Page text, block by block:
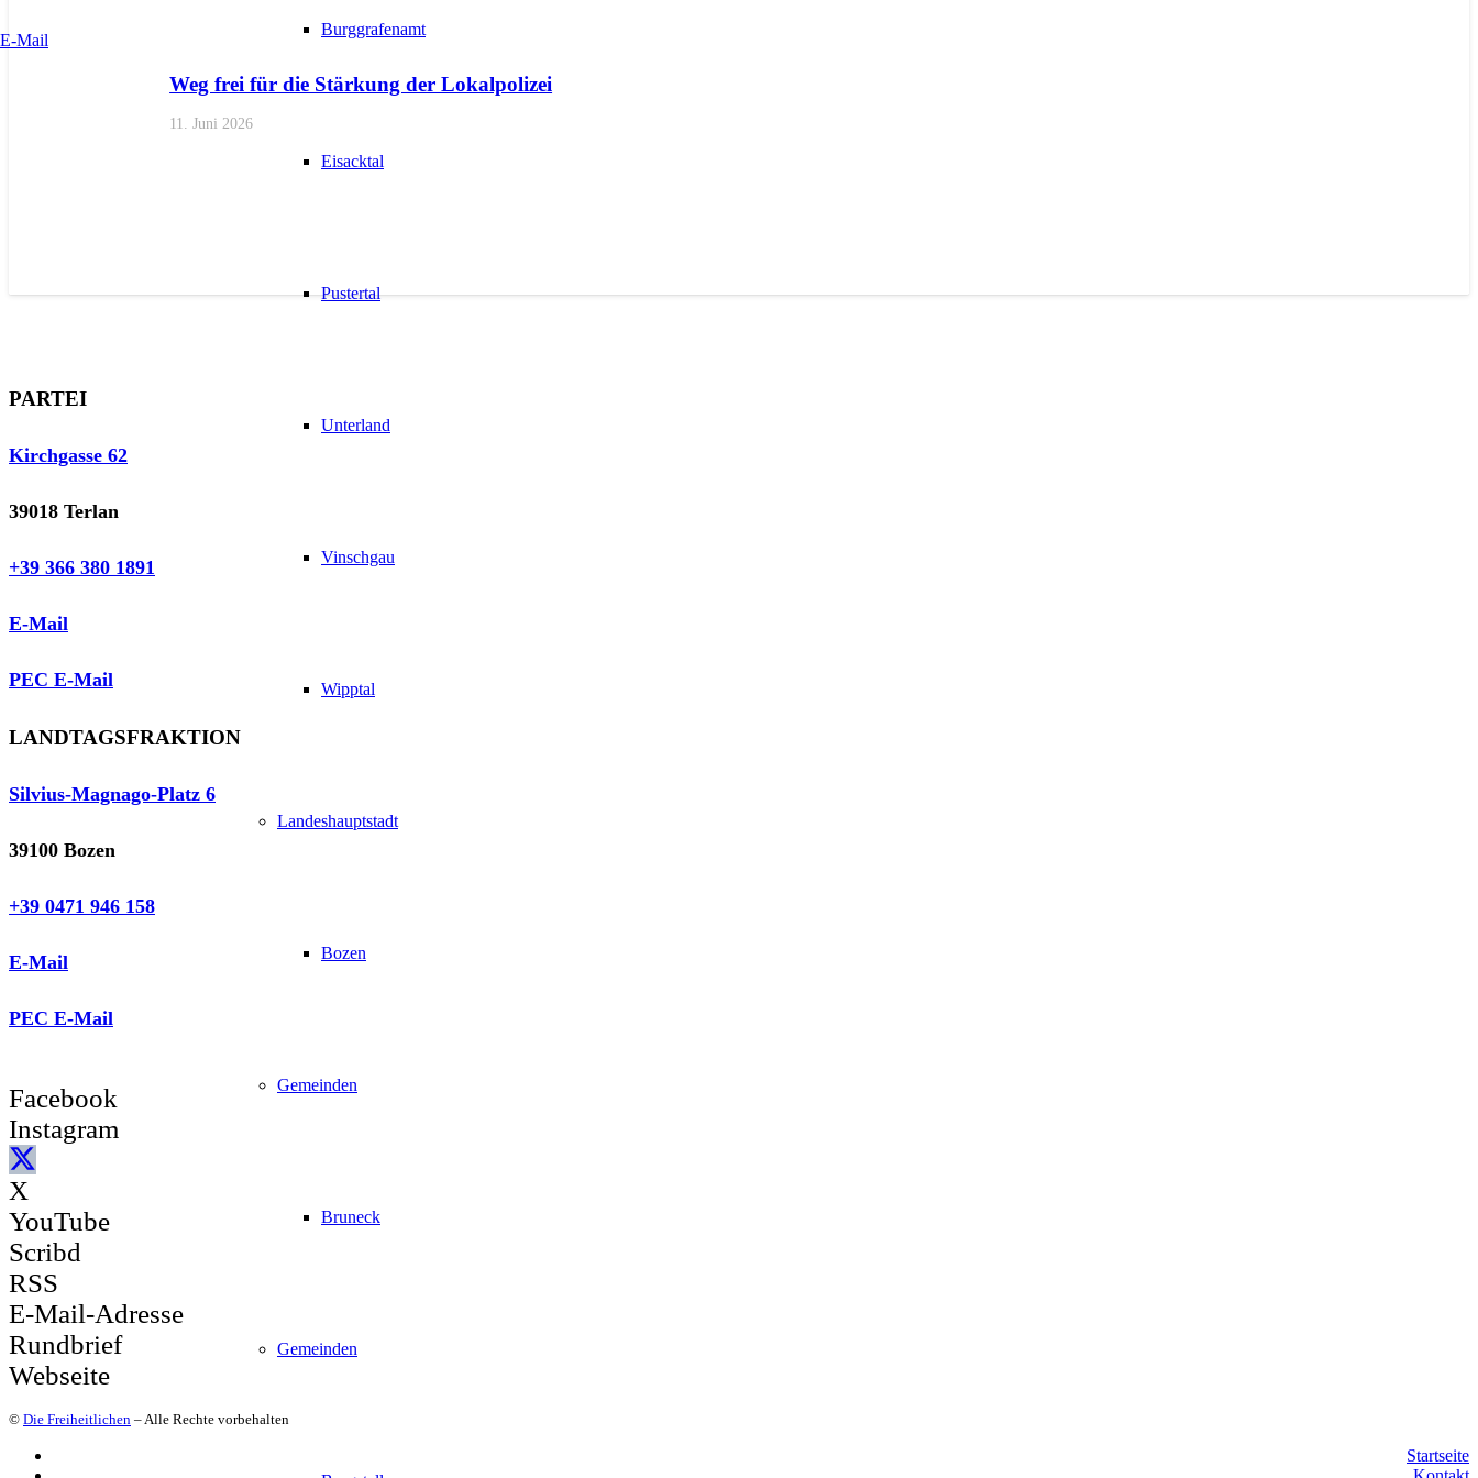
Burggrafenamt
Eisacktal
Pustertal
Unterland
Vinschgau
Wipptal
Landeshauptstadt
Bozen
Gemeinden
Bruneck
Gemeinden
E-Mail
Weg frei für die Stärkung der Lokalpolizei
11. Juni 2026
PARTEI
Kirchgasse 62
39018 Terlan
+39 366 380 1891
E-Mail
PEC E-Mail
LANDTAGSFRAKTION
Silvius-Magnago-Platz 6
39100 Bozen
+39 0471 946 158
E-Mail
PEC E-Mail
Facebook
Instagram
X
YouTube
Scribd
RSS
E-Mail-Adresse
Rundbrief
Webseite
© Die Freiheitlichen – Alle Rechte vorbehalten
Startseite